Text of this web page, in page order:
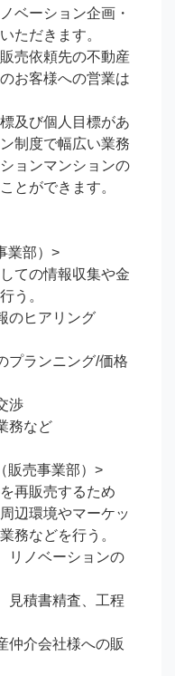
ベーション企画・
ただきます。
売依頼先の不動産
お客様への営業は
及び個人目標があ
制度で幅広い業務
ョンマンションの
とができます。
業部）>
ての情報収集や金
う。
のヒアリング
プランニング/価格
渉
務など
販売事業部）>
再販売するため
辺環境やマーケッ
務などを行う。
リノベーションの
見積書精査、工程
仲介会社様への販